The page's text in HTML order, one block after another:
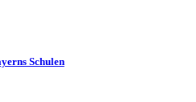
Schulen